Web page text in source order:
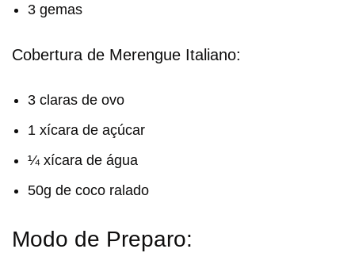
3 gemas
Cobertura de Merengue Italiano:
3 claras de ovo
1 xícara de açúcar
¼ xícara de água
50g de coco ralado
Modo de Preparo: